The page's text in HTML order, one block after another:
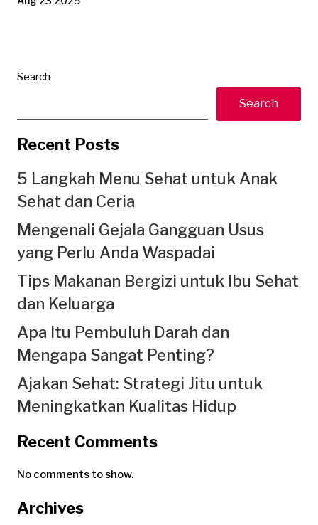
Search
Search
Recent Posts
5 Langkah Menu Sehat untuk Anak
Sehat dan Ceria
Mengenali Gejala Gangguan Usus
yang Perlu Anda Waspadai
Tips Makanan Bergizi untuk Ibu Sehat
dan Keluarga
Apa Itu Pembuluh Darah dan
Mengapa Sangat Penting?
Ajakan Sehat: Strategi Jitu untuk
Meningkatkan Kualitas Hidup
Recent Comments
No comments to show.
Archives